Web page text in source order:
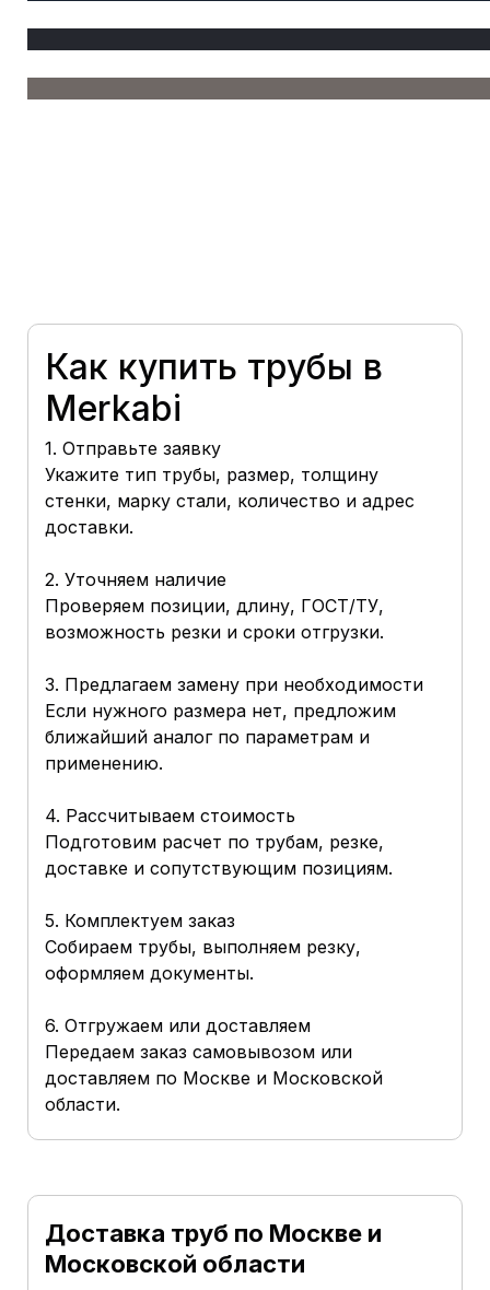
Как купить трубы в
Merkabi
1. Отправьте заявку
Укажите тип трубы, размер, толщину
стенки, марку стали, количество и адрес
доставки.
2. Уточняем наличие
Проверяем позиции, длину, ГОСТ/ТУ,
возможность резки и сроки отгрузки.
3. Предлагаем замену при необходимости
Если нужного размера нет, предложим
ближайший аналог по параметрам и
применению.
4. Рассчитываем стоимость
Подготовим расчет по трубам, резке,
доставке и сопутствующим позициям.
5. Комплектуем заказ
Собираем трубы, выполняем резку,
оформляем документы.
6. Отгружаем или доставляем
Передаем заказ самовывозом или
доставляем по Москве и Московской
области.
Доставка труб по Москве и
Московской области